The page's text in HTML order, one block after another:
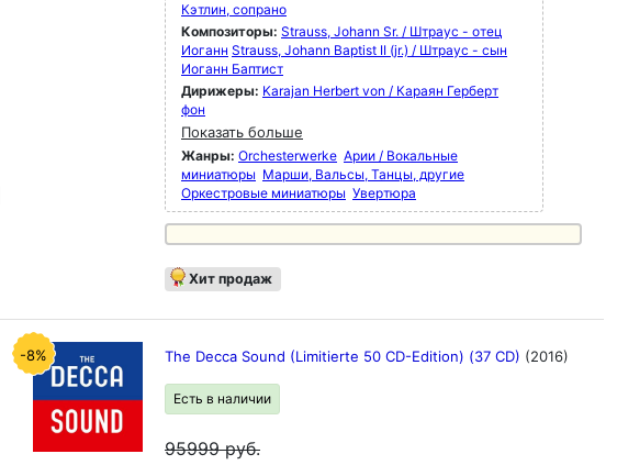
Кэтлин, сопрано
Композиторы: Strauss, Johann Sr. / Штраус - отец
Иоганн Strauss, Johann Baptist II (jr.) / Штраус - сын
Иоганн Баптист
Дирижеры: Karajan Herbert von / Караян Герберт
фон
Показать больше
Жанры: Orchesterwerke Арии / Вокальные
миниатюры Марши, Вальсы, Танцы, другие
Оркестровые миниатюры Увертюра
Хит продаж
-8% The Decca Sound (Limitierte 50 CD-Edition) (37 CD) (2016)
Есть в наличии
95999руб.